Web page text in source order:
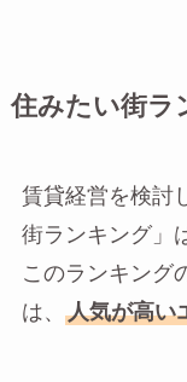
住みたい街ラ
賃貸経営を検討
街ランキング」
このランキング
は、
人気が高い